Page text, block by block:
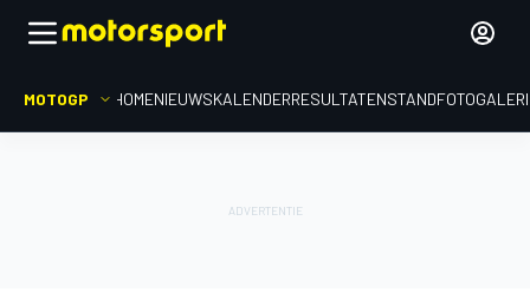
MOTOGP HOMENIEUWSKALENDERRESULTATENSTAND